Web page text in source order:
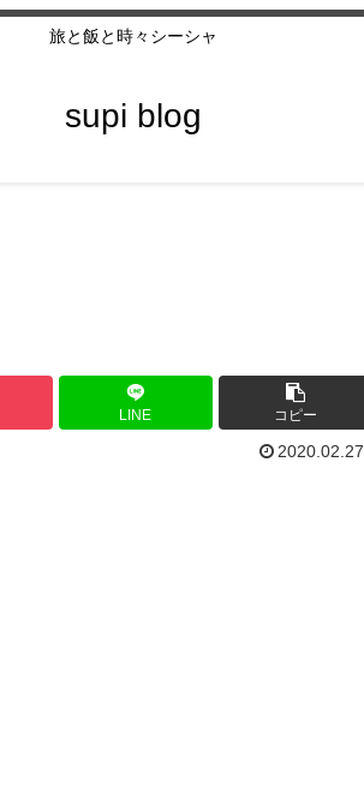
旅と飯と時々シーシャ
supi blog
LINE コピー
2020.02.27